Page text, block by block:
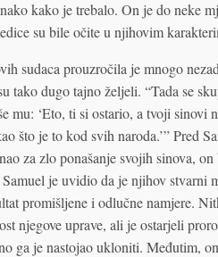
kako je trebalo. On je do neke
su bile očite u njihovim
sudaca prouzročila je mnogo
tako dugo tajno željeli. “Tada se
mu: ‘Eto, ti si ostario, a tvoji sinovi
što je to kod svih naroda.’” Pred
za zlo ponašanje svojih sinova,
je uvidio da je njihov stvarni
promišljene i odlučne namjere.
njegove uprave, ali je ostarjeli
ga je nastojao ukloniti. Međutim,